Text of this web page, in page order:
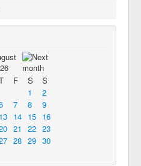
F S
S
1
2
7 8
9
13 14 15
16
21 22 23
28 29 30